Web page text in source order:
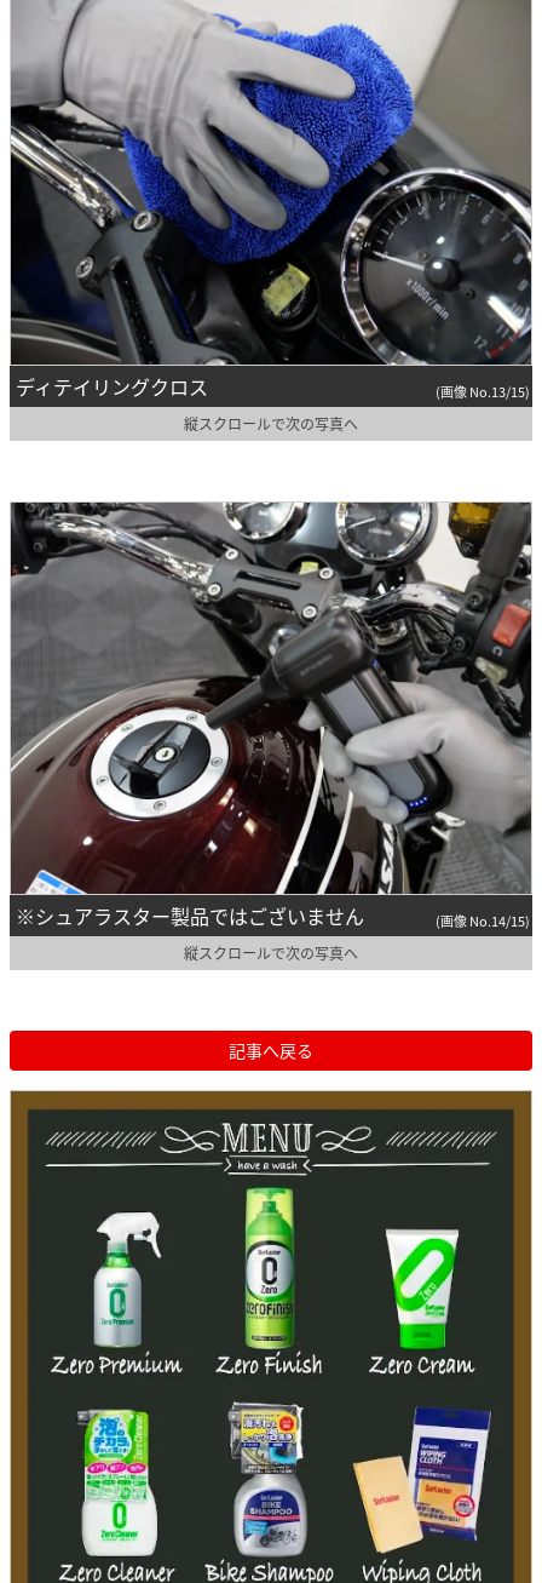
ディテイリングクロス (画像 No.13/15)
縦スクロールで次の写真へ
※シュアラスター製品ではございません (画像 No.14/15)
縦スクロールで次の写真へ
記事へ戻る